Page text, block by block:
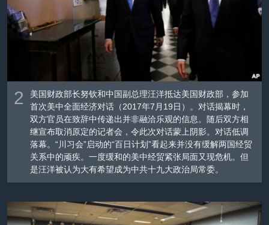
2
美国财政部长努钦和中国副总理汪洋抵达美国财政部，参加
首次美中全面经济对话（2017年7月19日）。对话揭幕时，
双方官员在致辞中传递出并非融洽乐观的信息。随后双方相
继宣布取消原定的记者会，令此次对话蒙上阴影。对话低调
落幕。“川习会”启动的“百日计划”看起来并没有缓解两国经贸
关系中的顽疾。一度缓和的美中经贸紧张局面又现危机。但
是汪洋被认为大有希望成为中共十九大政治局常委。